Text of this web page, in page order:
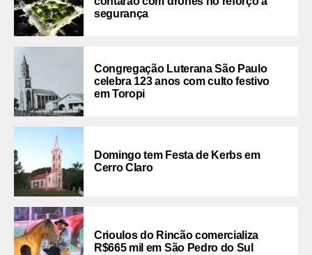
segurança
Congregação Luterana São Paulo
celebra 123 anos com culto festivo
em Toropi
Domingo tem Festa de Kerbs em
Cerro Claro
Crioulos do Rincão comercializa
R$665 mil em São Pedro do Sul